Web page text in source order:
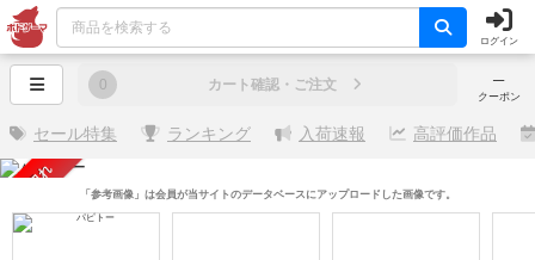
ログイン
─
クーポン
0 カート確認・ご注文
セール特集 ランキング 入荷速報 高評価作品
売り切れ 「参考画像」は会員が当サイトのデータベースにアップロードした画像です。